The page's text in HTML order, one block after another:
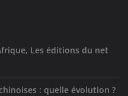
Les éditions du net
: quelle évolution ?